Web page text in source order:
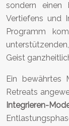
sondern einen
Vertiefens und
Programm
Geist
Ein bewährtes
Retreats
Integrieren-